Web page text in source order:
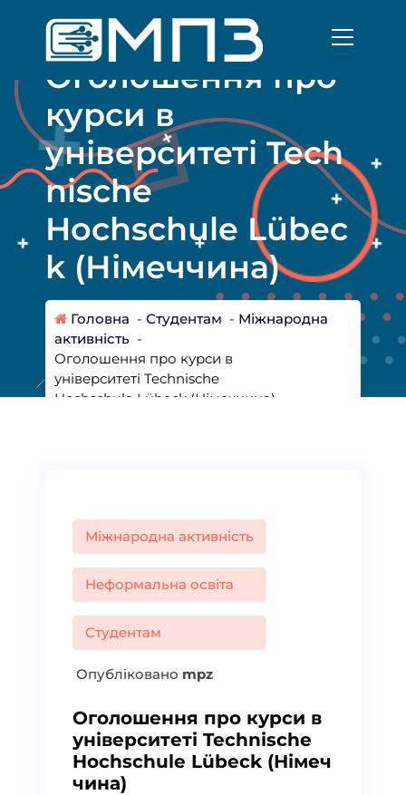
к
Оголошення про
курси в
університеті Tech
nische
Hochschule Lübec
k (Німеччина)
Головна - Студентам - Міжнародна
активність -
Оголошення про курси в
університеті Technische
Hochschule Lübeck (Німеччина)
Міжнародна активність
Неформальна освіта
Студентам
Опубліковано mpz
Оголошення про курси в
університеті Technische
Hochschule Lübeck (Німеч
чина)